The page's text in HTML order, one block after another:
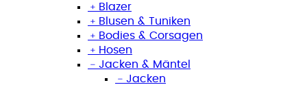
﹢ Blazer
﹢ Blusen & Tuniken
﹢ Bodies & Corsagen
﹢ Hosen
﹣ Jacken & Mäntel
﹣ Jacken